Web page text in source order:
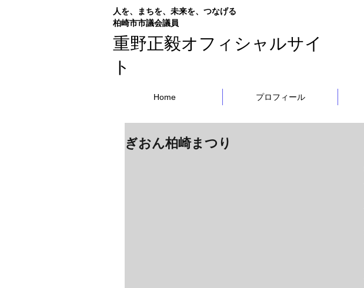
人を、まちを、未来を、つなげる
​柏崎市市議会議員
重野正毅オフィシャルサイ
ト
Home プロフィール
ぎおん柏崎まつり